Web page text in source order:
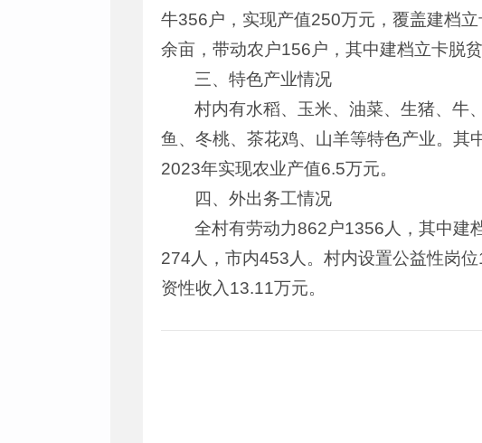
牛356户，实现产值250万元，覆盖建档
余亩，带动农户156户，其中建档立卡脱
三、特色产业情况
村内有水稻、玉米、油菜、生猪、牛
鱼、冬桃、茶花鸡、山羊等特色产业。其
2023年实现农业产值6.5万元。
四、外出务工情况
全村有劳动力862户1356人，其中建
274人，市内453人。村内设置公益性岗
资性收入13.11万元。